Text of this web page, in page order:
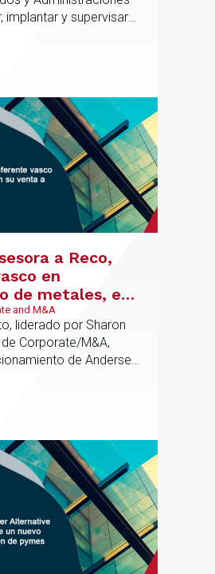
implantar y supervisar
desde el origen.
de gestión de
alinea con la
de IA soberana
a ALIA.
a Reco,
en
de metales, en
Investments
and M&A
liderado por Sharon
de Corporate/M&A,
de Andersen
de M&A